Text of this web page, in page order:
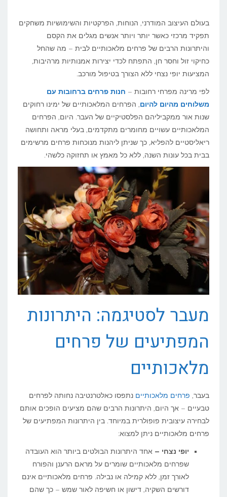
המהפכה
העיצובית
שמקשטת
ביתנו
בעולם העיצוב המודרני, הנוחות, הפרקטיות והשימושיות משחקים
תפקיד מרכזי כאשר יותר ויותר אנשים מגלים את הקסם
והיתרונות הרבים של פרחים מלאכותיים לבית – מה שהחל
כחיקוי זול וחסר חן, התפתח לכדי יצירות אמנותיות מרהיבות,
המציעות יופי נצחי ללא הצורך בטיפול מורכב.
לפי מרינה מפרחי רחובות – חנות פרחים ברחובות עם
משלוחים מהיום להיום , הפרחים המלאכותיים של ימינו רחוקים
שנות אור ממקביליהם הפלסטיקיים של העבר. היום, הפרחים
המלאכותיים עשויים מחומרים מתקדמים, בעלי מראה ותחושה
ריאליסטיים להפליא, כך שניתן ליהנות מנוכחות פרחים מרשימים
בבית בכל עונות השנה, ללא כל מאמץ או תחזוקה כלשהי.
מעבר לסטיגמה: היתרונות
המפתיעים של פרחים
מלאכותיים
בעבר, פרחים מלאכותיים נתפסו כאלטרנטיבה נחותה לפרחים
טבעיים – אך היום, היתרונות הרבים שהם מציעים הופכים אותם
לבחירה עיצובית פופולרית במיוחד. בין היתרונות המפתיעים של
פרחים מלאכותיים ניתן למצוא:
יופי נצחי – אחד היתרונות הבולטים ביותר הוא העובדה
שפרחים מלאכותיים שומרים על מראם הרענן והפורח
לאורך זמן, ללא קמילה או נבילה. פרחים מלאכותיים אינם
דורשים השקיה, דישון או חשיפה לאור שמש – כך שהם